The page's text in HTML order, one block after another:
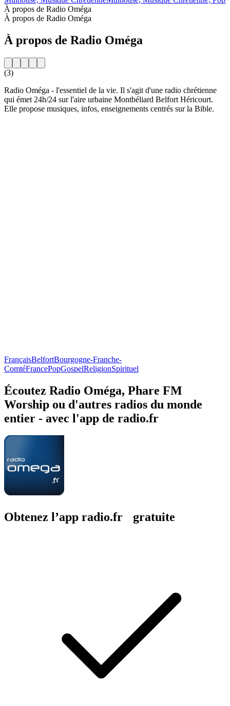
À propos de Radio Oméga
À propos de Radio Oméga
À propos de Radio Oméga
(3)
Radio Oméga - l'essentiel de la vie. Il s'agit d'une radio chrétienne
qui émet 24h/24 sur l'aire urbaine Montbéliard Belfort Héricourt.
Elle propose musiques, infos, enseignements centrés sur la Bible.
FrançaisBelfortBourgogne-Franche-
ComtéFrancePopGospelReligionSpirituel
Écoutez Radio Oméga, Phare FM
Worship ou d'autres radios du monde
entier - avec l'app de radio.fr
Obtenez l’app radio.fr gratuite